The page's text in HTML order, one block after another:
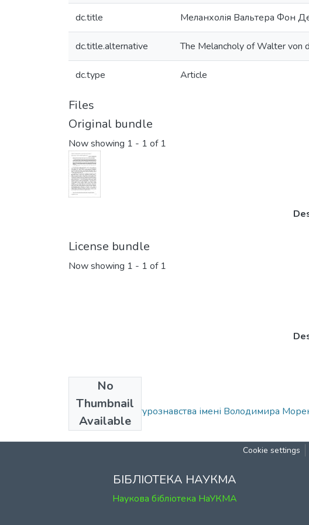
dc.title Меланхолія Вальтера Фон
dc.title.alternative The Melancholy of Walter von
dc.type Article
Files
Original bundle
Now showing 1 - 1 of 1
License bundle
Now showing 1 - 1 of 1
No
Thumbnail
Available
Collections
Кафедра літературознавства імені Володимира
Cookie settings
БІБЛІОТЕКА НАУКМА
Наукова бібліотека НаУКМА